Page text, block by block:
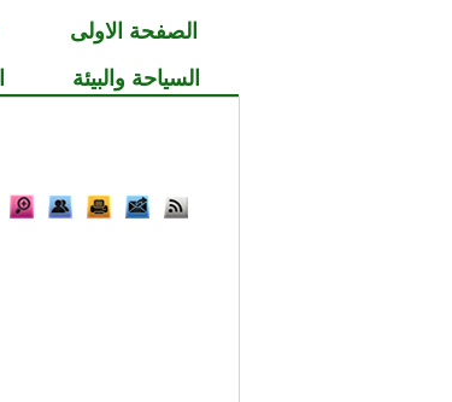
الصفحة الاولى
السياحة والبيئة